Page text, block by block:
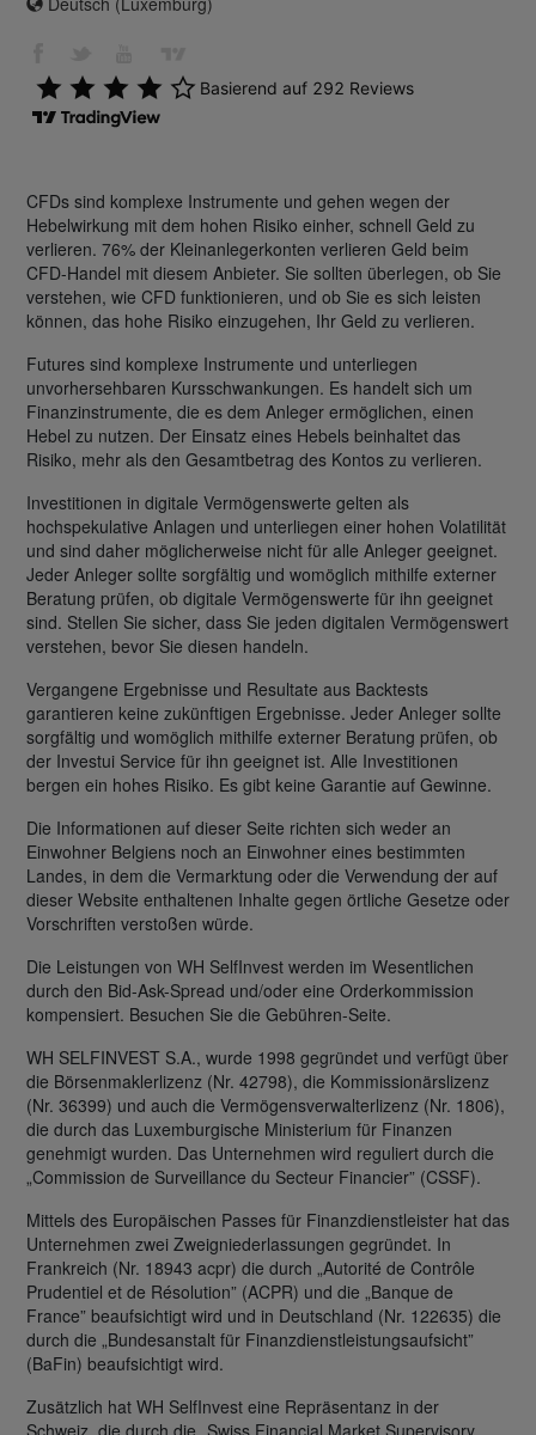
CFDs sind komplexe Instrumente und gehen wegen der
Hebelwirkung mit dem hohen Risiko einher, schnell Geld zu
verlieren. 76% der Kleinanlegerkonten verlieren Geld beim
CFD-Handel mit diesem Anbieter. Sie sollten überlegen, ob Sie
verstehen, wie CFD funktionieren, und ob Sie es sich leisten
können, das hohe Risiko einzugehen, Ihr Geld zu verlieren.
Futures sind komplexe Instrumente und unterliegen
unvorhersehbaren Kursschwankungen. Es handelt sich um
Finanzinstrumente, die es dem Anleger ermöglichen, einen
Hebel zu nutzen. Der Einsatz eines Hebels beinhaltet das
Risiko, mehr als den Gesamtbetrag des Kontos zu verlieren.
Investitionen in digitale Vermögenswerte gelten als
hochspekulative Anlagen und unterliegen einer hohen Volatilität
und sind daher möglicherweise nicht für alle Anleger geeignet.
Jeder Anleger sollte sorgfältig und womöglich mithilfe externer
Beratung prüfen, ob digitale Vermögenswerte für ihn geeignet
sind. Stellen Sie sicher, dass Sie jeden digitalen Vermögenswert
verstehen, bevor Sie diesen handeln.
Vergangene Ergebnisse und Resultate aus Backtests
garantieren keine zukünftigen Ergebnisse. Jeder Anleger sollte
sorgfältig und womöglich mithilfe externer Beratung prüfen, ob
der Investui Service für ihn geeignet ist. Alle Investitionen
bergen ein hohes Risiko. Es gibt keine Garantie auf Gewinne.
Die Informationen auf dieser Seite richten sich weder an
Einwohner Belgiens noch an Einwohner eines bestimmten
Landes, in dem die Vermarktung oder die Verwendung der auf
dieser Website enthaltenen Inhalte gegen örtliche Gesetze oder
Vorschriften verstoßen würde.
Die Leistungen von WH SelfInvest werden im Wesentlichen
durch den Bid-Ask-Spread und/oder eine Orderkommission
kompensiert. Besuchen Sie die Gebühren-Seite.
WH SELFINVEST S.A., wurde 1998 gegründet und verfügt über
die Börsenmaklerlizenz (Nr. 42798), die Kommissionärslizenz
(Nr. 36399) und auch die Vermögensverwalterlizenz (Nr. 1806),
die durch das Luxemburgische Ministerium für Finanzen
genehmigt wurden. Das Unternehmen wird reguliert durch die
„Commission de Surveillance du Secteur Financier” (CSSF).
Mittels des Europäischen Passes für Finanzdienstleister hat das
Unternehmen zwei Zweigniederlassungen gegründet. In
Frankreich (Nr. 18943 acpr) die durch „Autorité de Contrôle
Prudentiel et de Résolution” (ACPR) und die „Banque de
France” beaufsichtigt wird und in Deutschland (Nr. 122635) die
durch die „Bundesanstalt für Finanzdienstleistungsaufsicht”
(BaFin) beaufsichtigt wird.
Zusätzlich hat WH SelfInvest eine Repräsentanz in der